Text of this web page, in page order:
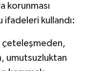
korunması
kullandı:
çeteleşmeden,
umutsuzluktan